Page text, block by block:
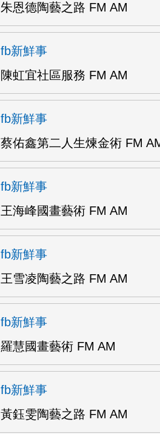
朱恩德陶藝之路 FM AM
fb新鮮事
陳虹宜社區服務 FM AM
fb新鮮事
蔡佑鑫第二人生煉金術 FM
fb新鮮事
王海峰國畫藝術 FM AM
fb新鮮事
王雪凌陶藝之路 FM AM
fb新鮮事
羅慧國畫藝術 FM AM
fb新鮮事
黃鈺雯陶藝之路 FM AM